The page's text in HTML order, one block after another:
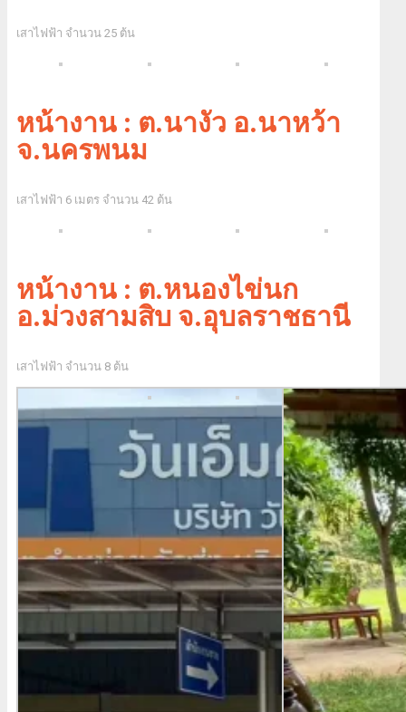
เสาไฟฟ้า จำนวน 25 ต้น
หน้างาน : ต.นางัว อ.นาหว้า
จ.นครพนม
เสาไฟฟ้า 6 เมตร จำนวน 42 ต้น
หน้างาน : ต.หนองไข่นก
อ.ม่วงสามสิบ จ.อุบลราชธานี
เสาไฟฟ้า จำนวน 8 ต้น